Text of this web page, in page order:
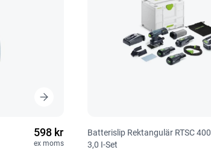
598 kr
ex moms
Batterislip Rektangulär RTSC 400
3,0 I-Set